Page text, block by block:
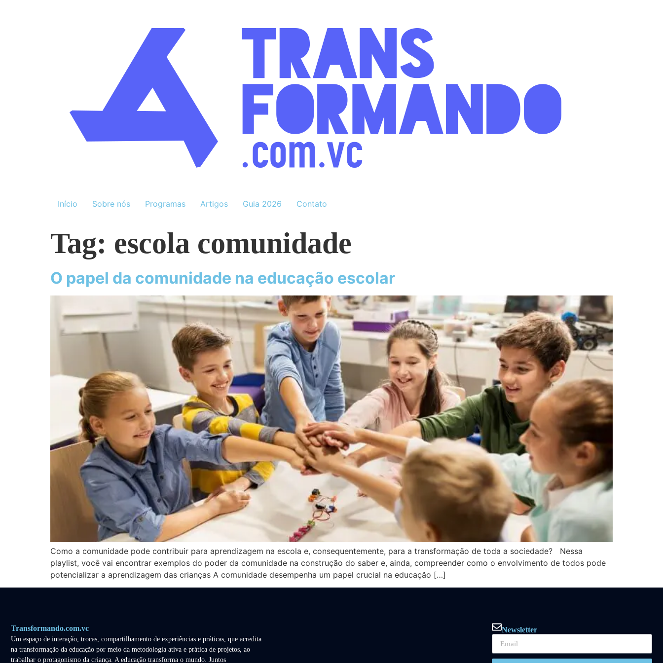
Início Sobre nós Programas Artigos Guia 2026 Contato
Tag: escola comunidade
O papel da comunidade na educação escolar
Como a comunidade pode contribuir para aprendizagem na escola e, consequentemente, para a transformação de toda a sociedade? Nessa
playlist, você vai encontrar exemplos do poder da comunidade na construção do saber e, ainda, compreender como o envolvimento de todos pode
potencializar a aprendizagem das crianças A comunidade desempenha um papel crucial na educação […]
Transformando.com.vc
Um espaço de interação, trocas, compartilhamento de experiências e práticas, que acredita
na transformação da educação por meio da metodologia ativa e prática de projetos, ao
trabalhar o protagonismo da criança. A educação transforma o mundo. Juntos
Newsletter